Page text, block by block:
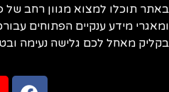
באתר תוכלו למצוא מגוון רחב של
ומאגרי מידע ענקיים הפתוחים
בקליק מאחל לכם גלישה נעימה